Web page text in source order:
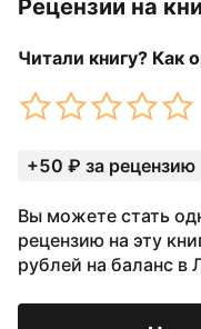
Рецензии на
Читали книгу? Как
+50 ₽ за рецензию
Вы можете стать
рецензию на эту
рублей на баланс в